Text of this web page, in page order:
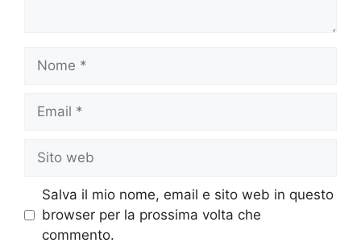
Nome
Email
Sito
web
Salva il mio nome, email e sito web in questo
browser per la prossima volta che
commento.